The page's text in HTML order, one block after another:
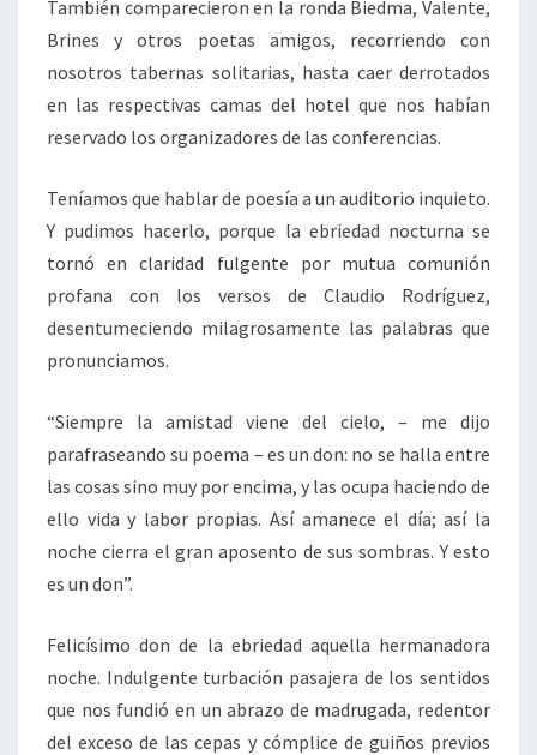
También comparecieron en la ronda Biedma, Valente,
Brines y otros poetas amigos, recorriendo con
nosotros tabernas solitarias, hasta caer derrotados
en las respectivas camas del hotel que nos habían
reservado los organizadores de las conferencias.
Teníamos que hablar de poesía a un auditorio inquieto.
Y pudimos hacerlo, porque la ebriedad nocturna se
tornó en claridad fulgente por mutua comunión
profana con los versos de Claudio Rodríguez,
desentumeciendo milagrosamente las palabras que
pronunciamos.
“Siempre la amistad viene del cielo, – me dijo
parafraseando su poema – es un don: no se halla entre
las cosas sino muy por encima, y las ocupa haciendo de
ello vida y labor propias. Así amanece el día; así la
noche cierra el gran aposento de sus sombras. Y esto
es un don”.
Felicísimo don de la ebriedad aquella hermanadora
noche. Indulgente turbación pasajera de los sentidos
que nos fundió en un abrazo de madrugada, redentor
del exceso de las cepas y cómplice de guiños previos